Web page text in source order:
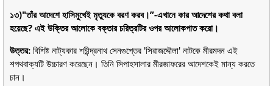
১৩)"তাঁর আদেশে হাসিমুখেই মৃত্যুকে বরণ করব।”-এখানে কার আদেশের কথা বলা
হয়েছে? এই উক্তির আলোকে বক্তার চরিত্রটির ওপর আলোকপাত করো।
উত্তর: বিশিষ্ট নাট্যকার শচীন্দ্রনাথ সেনগুপ্তের 'সিরাজদ্দৌলা' নাটকে মীরমদন এই
শপথবাক্যটি উচ্চারণ করেছেন। তিনি সিপাহসালার মীরজাফরের আদেশকেই মান্য করতে
চান।